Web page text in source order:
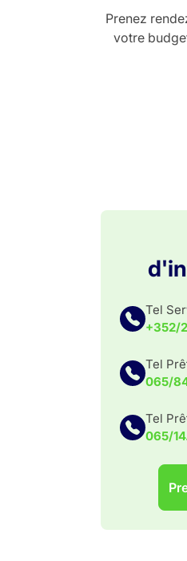
Prenez
votre
Tel
+352/
Tel
065/
Tel
065/